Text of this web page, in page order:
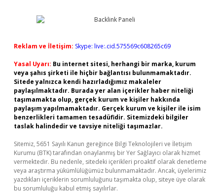
Reklam ve İletişim: Skype: live:.cid.575569c608265c69
Yasal Uyarı: Bu internet sitesi, herhangi bir marka, kurum
veya şahıs şirketi ile hiçbir bağlantısı bulunmamaktadır.
Sitede yalnızca kendi hazırladığımız makaleler
paylaşılmaktadır. Burada yer alan içerikler haber niteliği
taşımamakta olup, gerçek kurum ve kişiler hakkında
paylaşım yapılmamaktadır. Gerçek kurum ve kişiler ile isim
benzerlikleri tamamen tesadüfidir. Sitemizdeki bilgiler
taslak halindedir ve tavsiye niteliği taşımazlar.
Sitemiz, 5651 Sayılı Kanun gereğince Bilgi Teknolojileri ve İletişim
Kurumu (BTK) tarafından onaylanmış bir Yer Sağlayıcı olarak hizmet
vermektedir. Bu nedenle, sitedeki içerikleri proaktif olarak denetleme
veya araştırma yükümlülüğümüz bulunmamaktadır. Ancak, üyelerimiz
yazdıkları içeriklerin sorumluluğunu taşımakta olup, siteye üye olarak
bu sorumluluğu kabul etmiş sayılırlar.